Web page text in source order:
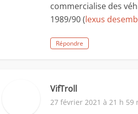
commercialise des
1989/90 (lexus
Répondre
VifTroll
27 février 2021 à 21 h 59